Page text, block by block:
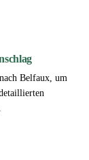
Belfaux, um